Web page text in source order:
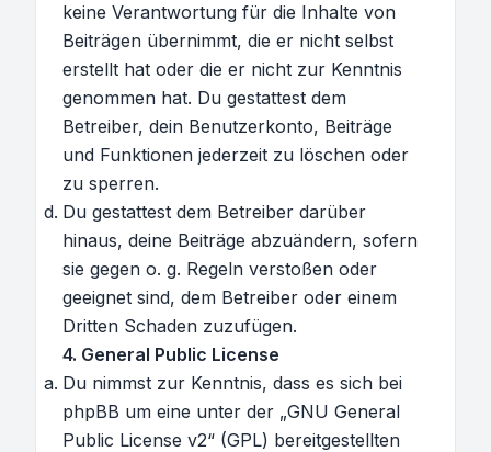
keine Verantwortung für die Inhalte von
Beiträgen übernimmt, die er nicht selbst
erstellt hat oder die er nicht zur Kenntnis
genommen hat. Du gestattest dem
Betreiber, dein Benutzerkonto, Beiträge
und Funktionen jederzeit zu löschen oder
zu sperren.
Du gestattest dem Betreiber darüber
hinaus, deine Beiträge abzuändern, sofern
sie gegen o. g. Regeln verstoßen oder
geeignet sind, dem Betreiber oder einem
Dritten Schaden zuzufügen.
4. General Public License
Du nimmst zur Kenntnis, dass es sich bei
phpBB um eine unter der „GNU General
Public License v2“ (GPL) bereitgestellten